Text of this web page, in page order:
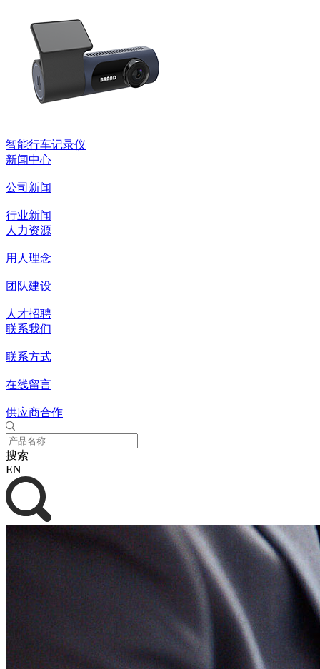
智能行车记录仪
新闻中心
公司新闻
行业新闻
人力资源
用人理念
团队建设
人才招聘
联系我们
联系方式
在线留言
供应商合作
搜索
EN